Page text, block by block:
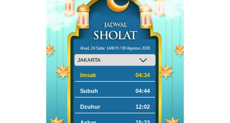
Ahad, 24 Safar 1448 H / 09 Agustus 2026
Imsak 04:34
Subuh 04:44
Dzuhur 12:02